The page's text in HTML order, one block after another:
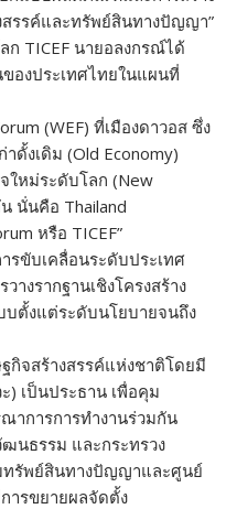
รรค์และทรัพย์สินทางปัญญา”
ก TICEF นายอลงกรณ์ได้
องประเทศไทยในแผนที่
(WEF) ที่เมืองดาวอส ซึ่ง
ดั้งเดิม (Old Economy)
ใหม่ระดับโลก (New
นั่นคือ Thailand
หรือ TICEF”
รขับเคลื่อนระดับประเทศ
างรากฐานเชิงโครงสร้าง
บตั้งแต่ระดับนโยบายจนถึง
กิจสร้างสรรค์แห่งชาติโดยมี
) เป็นประธาน เพื่อคุม
าการการทำงานร่วมกัน
ฒนธรรม และกระทรวง
ทรัพย์สินทางปัญญาและศูนย์
ารขยายผลจัดตั้ง